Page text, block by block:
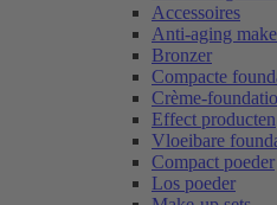
Accessoires
Anti-aging
Bronzer
Compacte
Crème-
Effect producten
Vloeibare
Compact poeder
Los poeder